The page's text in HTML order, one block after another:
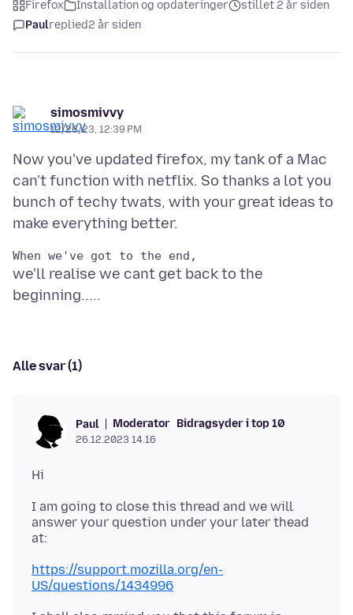
Firefox Installation og opdateringer
stillet 2 år siden
Paulreplied2 år siden
simosmivvy
12/26/23, 12:39 PM
Now you've updated firefox, my tank of a Mac
can't function with netflix. So thanks a lot you
bunch of techy twats, with your great ideas to
we'll realise we cant get back to the
Alle svar (1)
Paul Moderator Bidragsyder i top 10
26.12.2023 14.16
I am going to close this thread and we will
answer your question under your later thead
https://support.mozilla.org/en-
US/questions/1434996